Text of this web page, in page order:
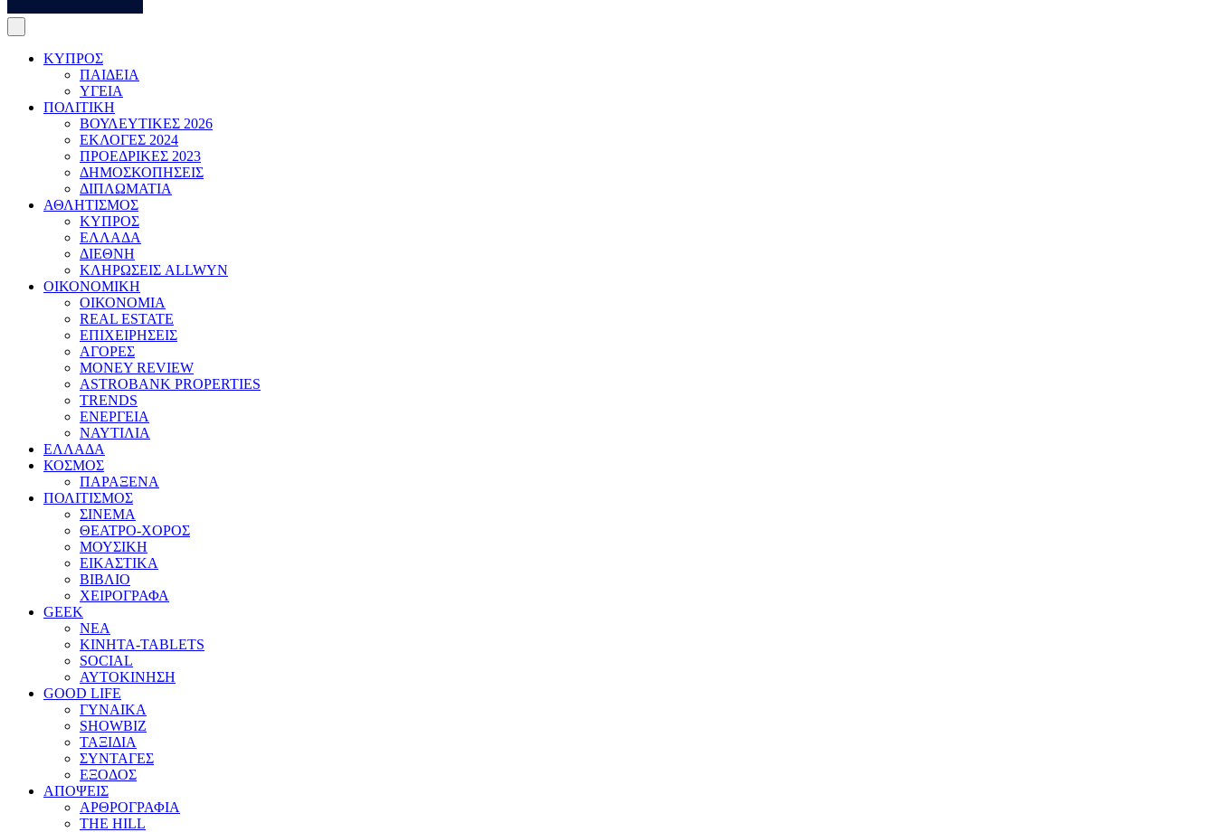
ΚΥΠΡΟΣ
ΠΑΙΔΕΙΑ
ΥΓΕΙΑ
ΠΟΛΙΤΙΚΗ
ΒΟΥΛΕΥΤΙΚΕΣ 2026
ΕΚΛΟΓΕΣ 2024
ΠΡΟΕΔΡΙΚΕΣ 2023
ΔΗΜΟΣΚΟΠΗΣΕΙΣ
ΔΙΠΛΩΜΑΤΙΑ
ΑΘΛΗΤΙΣΜΟΣ
ΚΥΠΡΟΣ
ΕΛΛΑΔΑ
ΔΙΕΘΝΗ
ΚΛΗΡΩΣΕΙΣ ALLWYN
ΟΙΚΟΝΟΜΙΚΗ
ΟΙΚΟΝΟΜΙΑ
REAL ESTATE
ΕΠΙΧΕΙΡΗΣΕΙΣ
ΑΓΟΡΕΣ
MONEY REVIEW
ASTROBANK PROPERTIES
TRENDS
ΕΝΕΡΓΕΙΑ
ΝΑΥΤΙΛΙΑ
ΕΛΛΑΔΑ
ΚΟΣΜΟΣ
ΠΑΡΑΞΕΝΑ
ΠΟΛΙΤΙΣΜΟΣ
ΣΙΝΕΜΑ
ΘΕΑΤΡΟ-ΧΟΡΟΣ
ΜΟΥΣΙΚΗ
ΕΙΚΑΣΤΙΚΑ
ΒΙΒΛΙΟ
ΧΕΙΡΟΓΡΑΦΑ
GEEK
ΝΕΑ
ΚΙΝΗΤΑ-TABLETS
SOCIAL
ΑΥΤΟΚΙΝΗΣΗ
GOOD LIFE
ΓΥΝΑΙΚΑ
SHOWBIZ
ΤΑΞΙΔΙΑ
ΣΥΝΤΑΓΕΣ
ΕΞΟΔΟΣ
ΑΠΟΨΕΙΣ
ΑΡΘΡΟΓΡΑΦΙΑ
THE HILL